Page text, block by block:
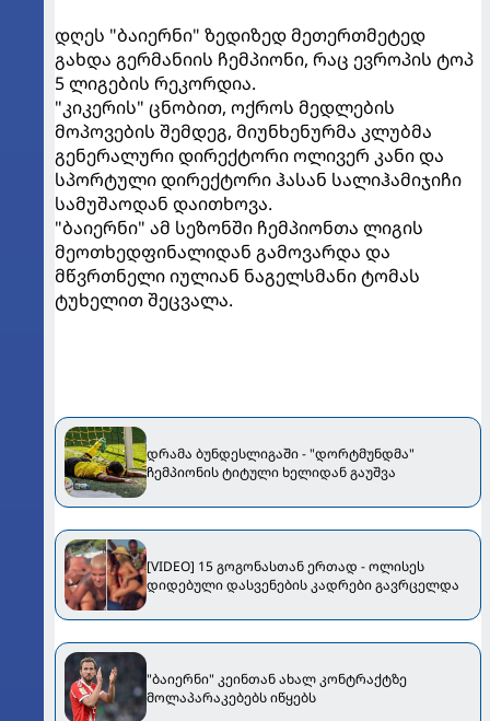
დღეს "ბაიერნი" ზედიზედ მეთერთმეტედ
გახდა გერმანიის ჩემპიონი, რაც ევროპის ტოპ
5 ლიგების რეკორდია.
"კიკერის" ცნობით, ოქროს მედლების
მოპოვების შემდეგ, მიუნხენურმა კლუბმა
გენერალური დირექტორი ოლივერ კანი და
სპორტული დირექტორი ჰასან სალიჰამიჯიჩი
სამუშაოდან დაითხოვა.
"ბაიერნი" ამ სეზონში ჩემპიონთა ლიგის
მეოთხედფინალიდან გამოვარდა და
მწვრთნელი იულიან ნაგელსმანი ტომას
ტუხელით შეცვალა.
დრამა ბუნდესლიგაში - "დორტმუნდმა"
ჩემპიონის ტიტული ხელიდან გაუშვა
[VIDEO] 15 გოგონასთან ერთად - ოლისეს
დიდებული დასვენების კადრები გავრცელდა
"ბაიერნი" კეინთან ახალ კონტრაქტზე
მოლაპარაკებებს იწყებს